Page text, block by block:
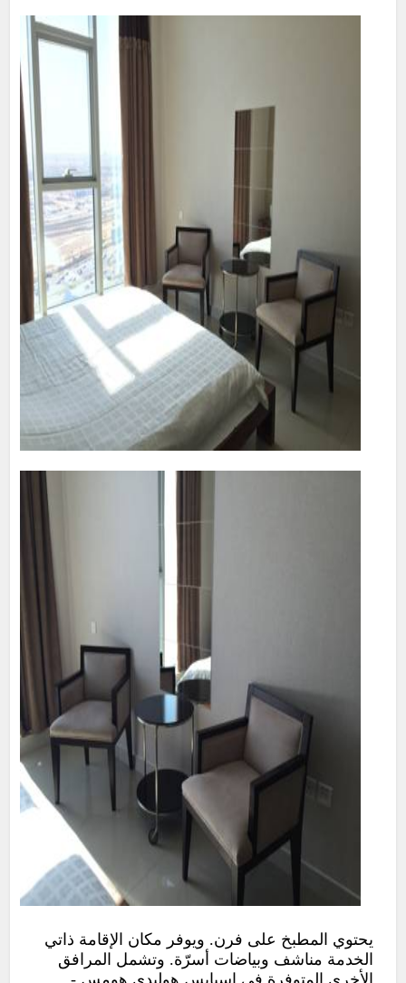
يحتوي المطبخ على فرن. ويوفر مكان الإقامة ذاتي
الخدمة مناشف وبياضات أسرّة. وتشمل المرافق
الأخرى المتوفرة في اسبايس هوليدي هومس -